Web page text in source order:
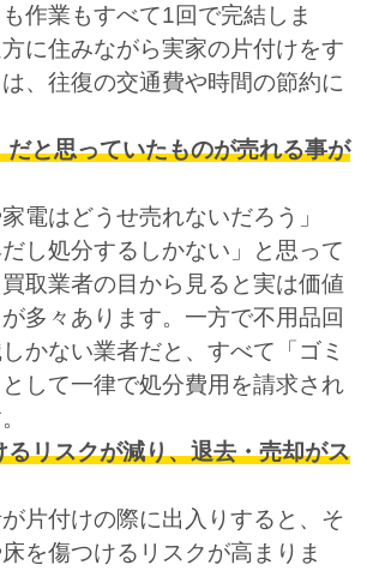
作業もすべて1回で完結しま
に住みながら実家の片付けをす
、往復の交通費や時間の節約に
と思っていたものが売れる事が
家電はどうせ売れないだろう」
だし処分するしかない」と思って
取業者の目から見ると実は価値
多々あります。一方で不用品回
かない業者だと、すべて「ゴミ
として一律で処分費用を請求され
リスクが減り、退去・売却がス
片付けの際に出入りすると、そ
を傷つけるリスクが高まりま